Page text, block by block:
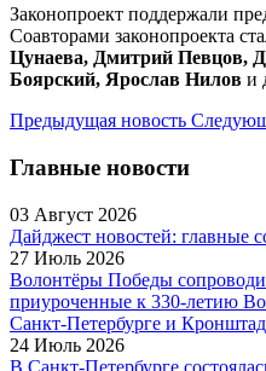
Законопроект поддержали
Соавторами законопроекта
Цунаева, Дмитрий Певцов,
Боярский, Ярослав Нилов и
Предыдущая новость
Главные новости
03 Август 2026
Дайджест новостей: главные
27 Июль 2026
Волонтёры Победы
приуроченные к 330-летию
Санкт-Петербурге и
24 Июль 2026
В Санкт-Петербурге